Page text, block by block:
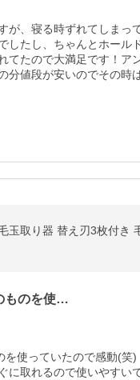
が、寝る時ずれてしまっ
したし、ちゃんとホール
てたので大満足です！ア
分値段が安いのでその時
玉取り器 替え刃3枚付き
ものを使…
を使っていたので感動(笑)
に取れるので使いやすい